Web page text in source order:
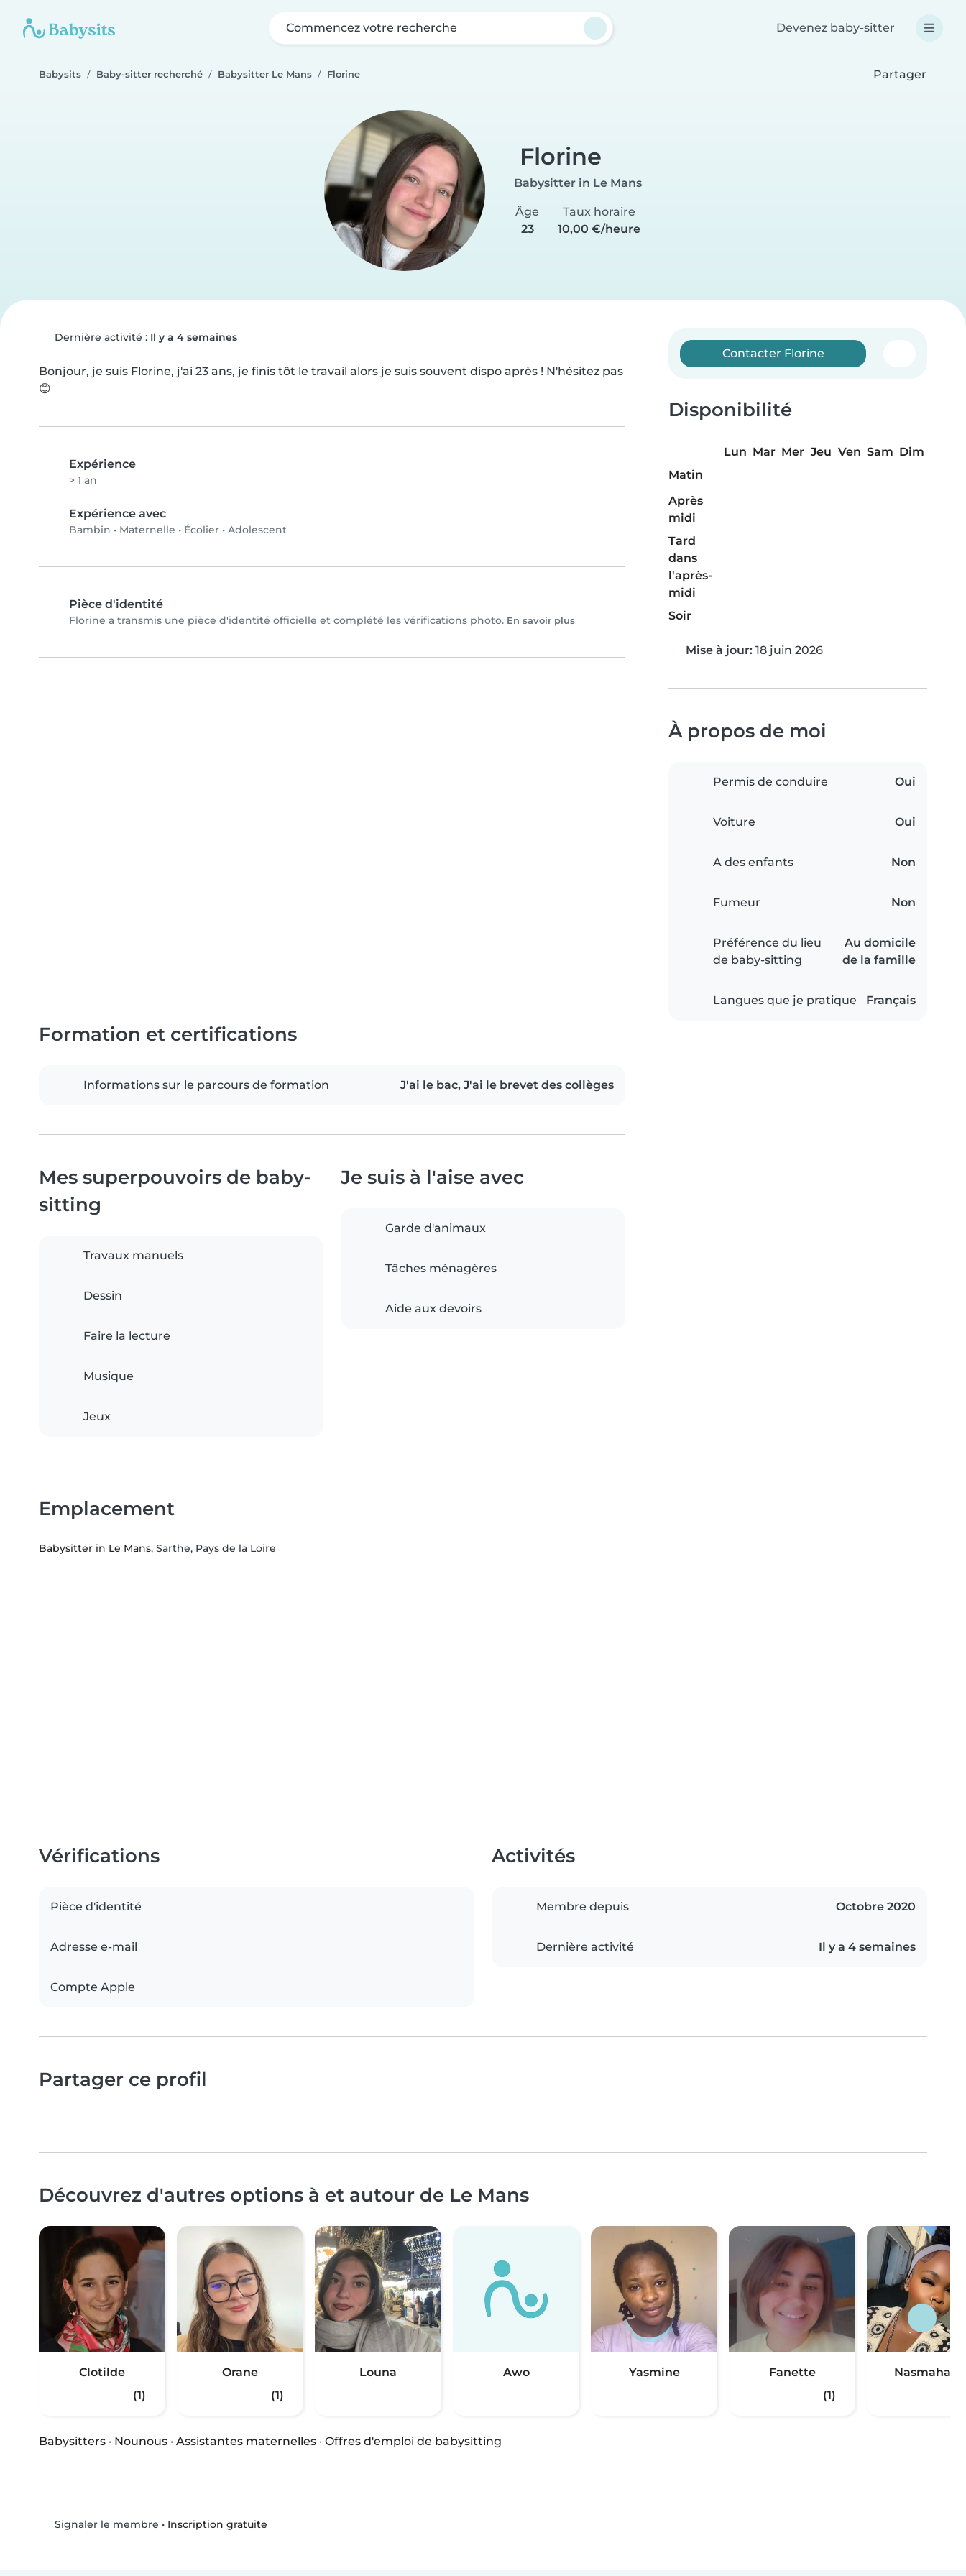
Commencez votre recherche Devenez baby-sitter
Babysits Baby-sitter recherché Babysitter Le Mans Florine Partager
Florine
Babysitter in Le Mans
Âge
23
Taux horaire
10,00 €/heure
Dernière activité : Il y a 4 semaines
Bonjour, je suis Florine, j'ai 23 ans, je finis tôt le travail alors je suis souvent dispo après ! N'hésitez pas
😊
Expérience
> 1 an
Expérience avec
Bambin • Maternelle • Écolier • Adolescent
Pièce d'identité
Florine a transmis une pièce d'identité officielle et complété les vérifications photo. En savoir plus
Contacter Florine
Disponibilité
Lun Mar Mer Jeu Ven Sam Dim
Matin
Après
midi
Tard
dans
l'après-
midi
Soir
Mise à jour: 18 juin 2026
À propos de moi
Permis de conduire Oui
Voiture Oui
A des enfants Non
Fumeur Non
Préférence du lieu
de baby-sitting
Au domicile
de la famille
Langues que je pratique Français
Formation et certifications
Informations sur le parcours de formation J'ai le bac, J'ai le brevet des collèges
Mes superpouvoirs de baby-
sitting
Travaux manuels
Dessin
Faire la lecture
Musique
Jeux
Je suis à l'aise avec
Garde d'animaux
Tâches ménagères
Aide aux devoirs
Emplacement
Babysitter in Le Mans, Sarthe, Pays de la Loire
Vérifications
Pièce d'identité
Adresse e-mail
Compte Apple
Activités
Membre depuis Octobre 2020
Dernière activité Il y a 4 semaines
Partager ce profil
Découvrez d'autres options à et autour de Le Mans
Clotilde
(1)
Orane
(1)
Louna Awo Yasmine
Fanette
(1)
Nasmahane
Babysitters · Nounous · Assistantes maternelles · Offres d'emploi de babysitting
Signaler le membre • Inscription gratuite